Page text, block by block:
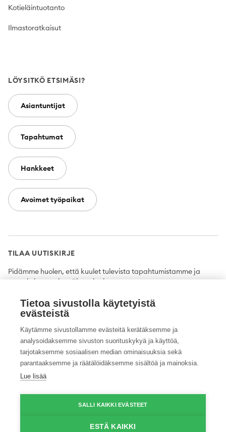
Kotieläintuotanto
Ilmastoratkaisut
LÖYSITKÖ ETSIMÄSI?
Asiantuntijat
Tapahtumat
Hankkeet
Avoimet työpaikat
TILAA UUTISKIRJE
Pidämme huolen, että kuulet tulevista tapahtumistamme ja
uutuuksista ensimmäisten joukossa.
Tilaa
Twitter FacebookYouTubeInstagramLinkedIn
© 2026 ProAgria. Kaikki oikeudet pidätetään.
Tietoa sivustolla käytetyistä
evästeistä
Käytämme sivustollamme evästeitä kerätäksemme ja
analysoidaksemme sivuston suorituskykyä ja käyttöä,
tarjotaksemme sosiaalisen median ominaisuuksia sekä
parantaaksemme ja räätälöidäksemme sisältöä ja mainoksia.
Lue lisää
SALLI KAIKKI EVÄSTEET
ESTÄ KAIKKI